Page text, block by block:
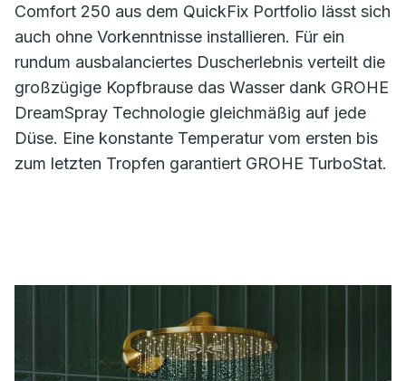
Comfort 250 aus dem QuickFix Portfolio lässt sich
auch ohne Vorkenntnisse installieren. Für ein
rundum ausbalanciertes Duscherlebnis verteilt die
großzügige Kopfbrause das Wasser dank GROHE
DreamSpray Technologie gleichmäßig auf jede
Düse. Eine konstante Temperatur vom ersten bis
zum letzten Tropfen garantiert GROHE TurboStat.